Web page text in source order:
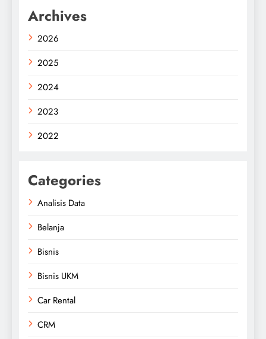
Archives
2026
2025
2024
2023
2022
Categories
Analisis Data
Belanja
Bisnis
Bisnis UKM
Car Rental
CRM